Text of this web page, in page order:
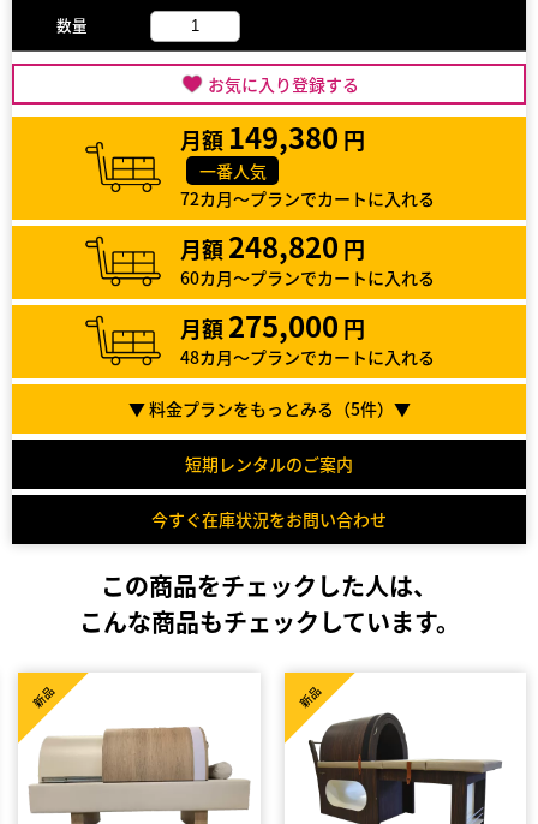
数量
お気に入り登録する
月額 149,380 円
一番人気
72カ月～プランでカートに入れる
月額 248,820 円
60カ月～プランでカートに入れる
月額 275,000 円
48カ月～プランでカートに入れる
▼ 料金プランをもっとみる（5件）▼
短期レンタルのご案内
今すぐ在庫状況をお問い合わせ
この商品をチェックした人は、
こんな商品もチェックしています。
新品 新品